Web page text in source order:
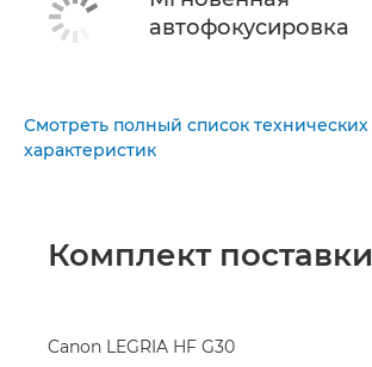
автофокусировка
Смотреть полный список технических
характеристик
Комплект поставки
Canon LEGRIA HF G30